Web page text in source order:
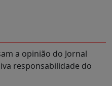
a opinião do Jornal
responsabilidade do